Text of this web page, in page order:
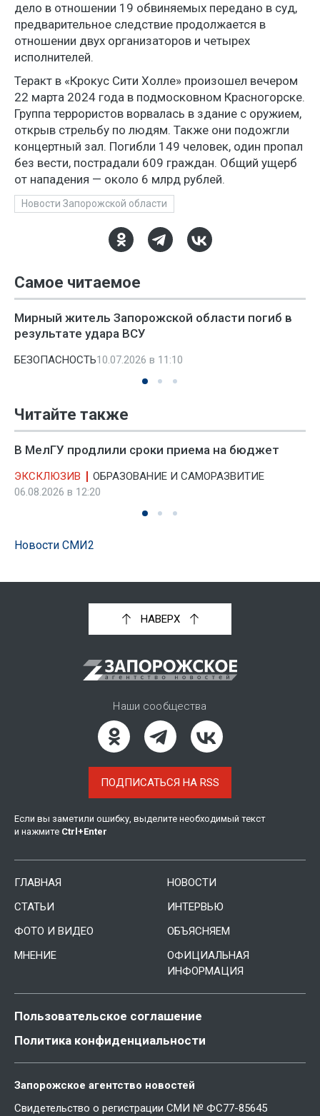
дело в отношении 19 обвиняемых передано в суд,
предварительное следствие продолжается в
отношении двух организаторов и четырех
исполнителей.
Теракт в «Крокус Сити Холле» произошел вечером
22 марта 2024 года в подмосковном Красногорске.
Группа террористов ворвалась в здание с оружием,
открыв стрельбу по людям. Также они подожгли
концертный зал. Погибли 149 человек, один пропал
без вести, пострадали 609 граждан. Общий ущерб
от нападения — около 6 млрд рублей.
Новости Запорожской области
Самое читаемое
Мирный житель Запорожской области погиб в
результате удара ВСУ
БЕЗОПАСНОСТЬ10.07.2026 в 11:10
Читайте также
В МелГУ продлили сроки приема на бюджет
ЭКСКЛЮЗИВ
ОБРАЗОВАНИЕ И САМОРАЗВИТИЕ
06.08.2026 в 12:20
Новости СМИ2
НАВЕРХ
Наши сообщества
ПОДПИСАТЬСЯ НА RSS
Если вы заметили ошибку, выделите необходимый текст
и нажмите Ctrl +Enter
ГЛАВНАЯ
НОВОСТИ
СТАТЬИ
ИНТЕРВЬЮ
ФОТО И ВИДЕО
ОБЪЯСНЯЕМ
МНЕНИЕ
ОФИЦИАЛЬНАЯ
ИНФОРМАЦИЯ
Пользовательское соглашение
Политика конфиденциальности
Запорожское агентство новостей
Свидетельство о регистрации СМИ № ФС77-85645